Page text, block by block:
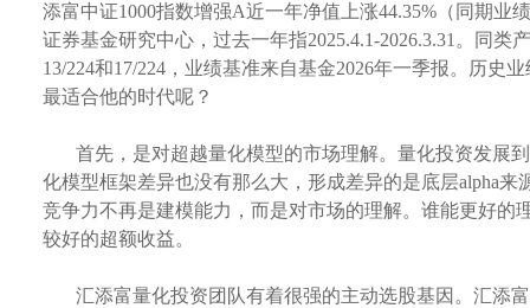
添富中证1000指数增强A近一年净值上涨44.35%（同期业
证券基金研究中心，过去一年指2025.4.1-2026.3.31。同
13/224和17/224，业绩基准来自基金2026年一季报。历
最适合他的时代呢？
首先，是对超越量化模型的市场理解。量化投资发展
化模型框架差异也没有那么大，形成差异的是底层alpha
竞争力不再是建模能力，而是对市场的理解。谁能更好的
较好的超额收益。
汇添富量化投资团队有着很强的主动选股基因。汇添